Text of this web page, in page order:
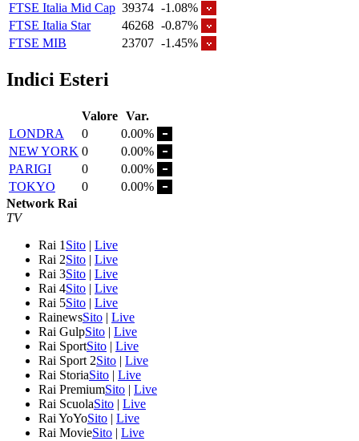
FTSE Italia Mid Cap 39374 -1.08%
FTSE Italia Star
46268 -0.87%
FTSE MIB
23707 -1.45%
Indici Esteri
Valore Var.
LONDRA
0
0.00%
NEW YORK 0
0.00%
PARIGI
0
0.00%
TOKYO
0
0.00%
Network Rai
TV
Rai 1 Sito | Live
Rai 2Sito | Live
Rai 3Sito | Live
Rai 4Sito | Live
Rai 5Sito | Live
RainewsSito | Live
Rai GulpSito | Live
Rai SportSito | Live
Rai Sport 2Sito | Live
Rai StoriaSito | Live
Rai PremiumSito | Live
Rai ScuolaSito | Live
Rai YoYoSito | Live
Rai MovieSito | Live